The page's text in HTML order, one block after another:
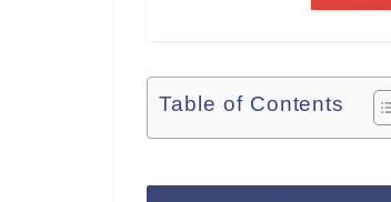
Table of Contents